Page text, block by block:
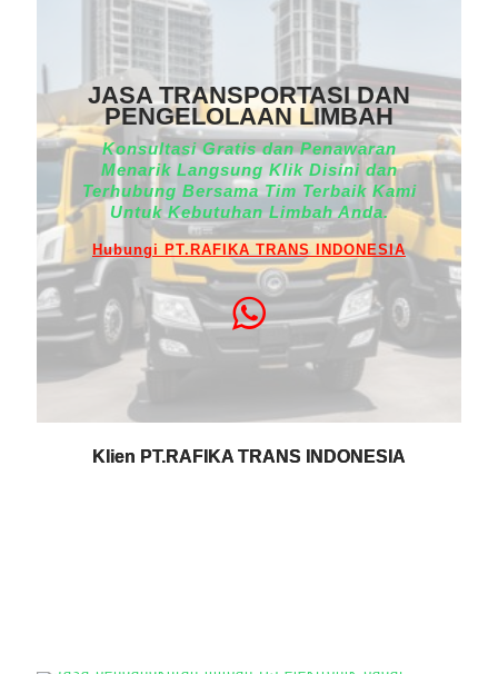
JASA TRANSPORTASI DAN
PENGELOLAAN LIMBAH
Konsultasi Gratis dan Penawaran
Menarik Langsung Klik Disini dan
Terhubung Bersama Tim Terbaik Kami
Untuk Kebutuhan Limbah Anda.
Hubungi PT.RAFIKA TRANS INDONESIA
Klien PT.RAFIKA TRANS INDONESIA